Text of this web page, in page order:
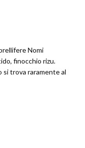
Nomi
finocchio rizu.
trova raramente al